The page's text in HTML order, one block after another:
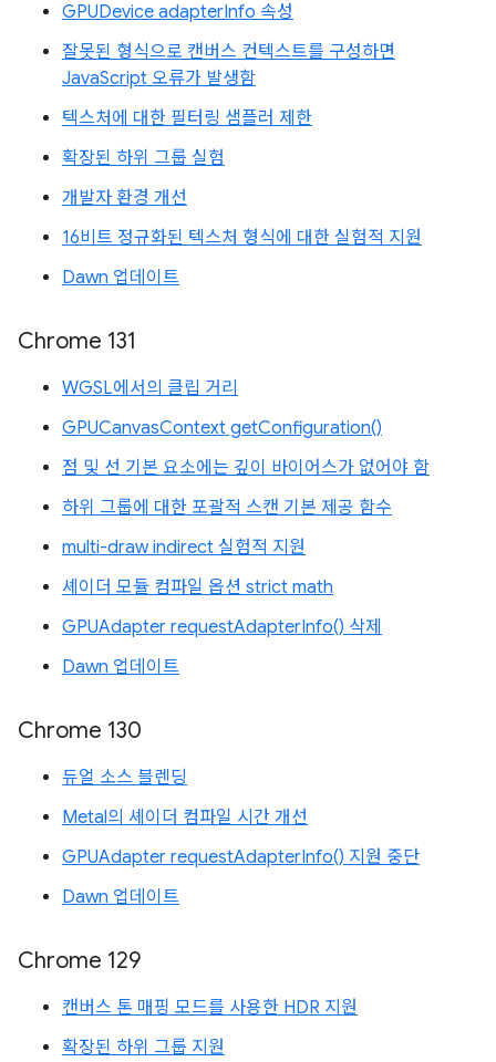
GPUDevice adapterInfo 속성
잘못된 형식으로 캔버스 컨텍스트를 구성하면
JavaScript 오류가 발생함
텍스처에 대한 필터링 샘플러 제한
확장된 하위 그룹 실험
개발자 환경 개선
16비트 정규화된 텍스처 형식에 대한 실험적 지원
Dawn 업데이트
Chrome 131
WGSL에서의 클립 거리
GPUCanvasContext getConfiguration()
점 및 선 기본 요소에는 깊이 바이어스가 없어야 함
하위 그룹에 대한 포괄적 스캔 기본 제공 함수
multi-draw indirect 실험적 지원
셰이더 모듈 컴파일 옵션 strict math
GPUAdapter requestAdapterInfo() 삭제
Dawn 업데이트
Chrome 130
듀얼 소스 블렌딩
Metal의 셰이더 컴파일 시간 개선
GPUAdapter requestAdapterInfo() 지원 중단
Dawn 업데이트
Chrome 129
캔버스 톤 매핑 모드를 사용한 HDR 지원
확장된 하위 그룹 지원